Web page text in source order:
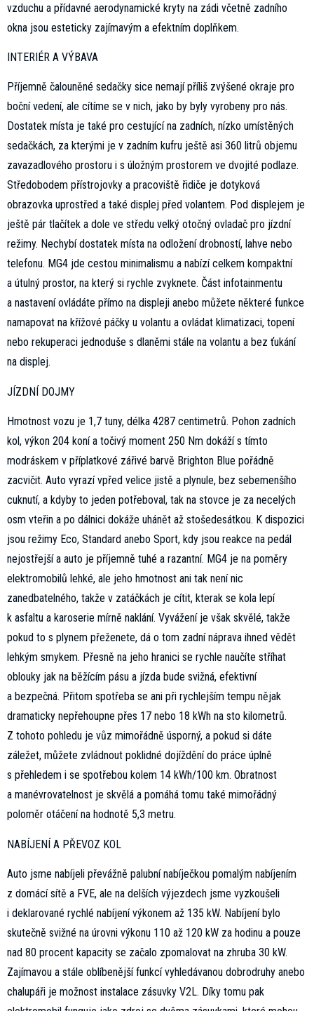
vzduchu a přídavné aerodynamické kryty na zádi včetně zadního
okna jsou esteticky zajímavým a efektním doplňkem.
INTERIÉR A VÝBAVA
Příjemně čalouněné sedačky sice nemají příliš zvýšené okraje pro
boční vedení, ale cítíme se v nich, jako by byly vyrobeny pro nás.
Dostatek místa je také pro cestující na zadních, nízko umístěných
sedačkách, za kterými je v zadním kufru ještě asi 360 litrů objemu
zavazadlového prostoru i s úložným prostorem ve dvojité podlaze.
Středobodem přístrojovky a pracoviště řidiče je dotyková
obrazovka uprostřed a také displej před volantem. Pod displejem je
ještě pár tlačítek a dole ve středu velký otočný ovladač pro jízdní
režimy. Nechybí dostatek místa na odložení drobností, lahve nebo
telefonu. MG4 jde cestou minimalismu a nabízí celkem kompaktní
a útulný prostor, na který si rychle zvyknete. Část infotainmentu
a nastavení ovládáte přímo na displeji anebo můžete některé funkce
namapovat na křížové páčky u volantu a ovládat klimatizaci, topení
nebo rekuperaci jednoduše s dlaněmi stále na volantu a bez ťukání
na displej.
JÍZDNÍ DOJMY
Hmotnost vozu je 1,7 tuny, délka 4287 centimetrů. Pohon zadních
kol, výkon 204 koní a točivý moment 250 Nm dokáží s tímto
modráskem v příplatkové zářivé barvě Brighton Blue pořádně
zacvičit. Auto vyrazí vpřed velice jistě a plynule, bez sebemenšího
cuknutí, a kdyby to jeden potřeboval, tak na stovce je za necelých
osm vteřin a po dálnici dokáže uhánět až stošedesátkou. K dispozici
jsou režimy Eco, Standard anebo Sport, kdy jsou reakce na pedál
nejostřejší a auto je příjemně tuhé a razantní. MG4 je na poměry
elektromobilů lehké, ale jeho hmotnost ani tak není nic
zanedbatelného, takže v zatáčkách je cítit, kterak se kola lepí
k asfaltu a karoserie mírně naklání. Vyvážení je však skvělé, takže
pokud to s plynem přeženete, dá o tom zadní náprava ihned vědět
lehkým smykem. Přesně na jeho hranici se rychle naučíte stříhat
oblouky jak na běžícím pásu a jízda bude svižná, efektivní
a bezpečná. Přitom spotřeba se ani při rychlejším tempu nějak
dramaticky nepřehoupne přes 17 nebo 18 kWh na sto kilometrů.
Z tohoto pohledu je vůz mimořádně úsporný, a pokud si dáte
záležet, můžete zvládnout poklidné dojíždění do práce úplně
s přehledem i se spotřebou kolem 14 kWh/100 km. Obratnost
a manévrovatelnost je skvělá a pomáhá tomu také mimořádný
poloměr otáčení na hodnotě 5,3 metru.
NABÍJENÍ A PŘEVOZ KOL
Auto jsme nabíjeli převážně palubní nabíječkou pomalým nabíjením
z domácí sítě a FVE, ale na delších výjezdech jsme vyzkoušeli
i deklarované rychlé nabíjení výkonem až 135 kW. Nabíjení bylo
skutečně svižné na úrovni výkonu 110 až 120 kW za hodinu a pouze
nad 80 procent kapacity se začalo zpomalovat na zhruba 30 kW.
Zajímavou a stále oblíbenější funkcí vyhledávanou dobrodruhy anebo
chalupáři je možnost instalace zásuvky V2L. Díky tomu pak